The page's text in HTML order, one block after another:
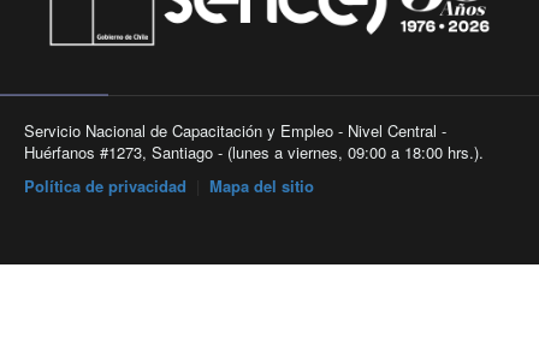
Servicio Nacional de Capacitación y Empleo - Nivel Central -
Huérfanos #1273, Santiago - (lunes a viernes, 09:00 a 18:00 hrs.).
Política de privacidad
Mapa del sitio